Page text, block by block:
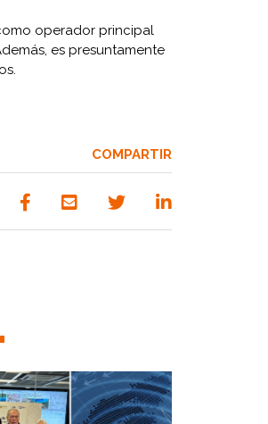
operador principal
es presuntamente
COMPARTIR